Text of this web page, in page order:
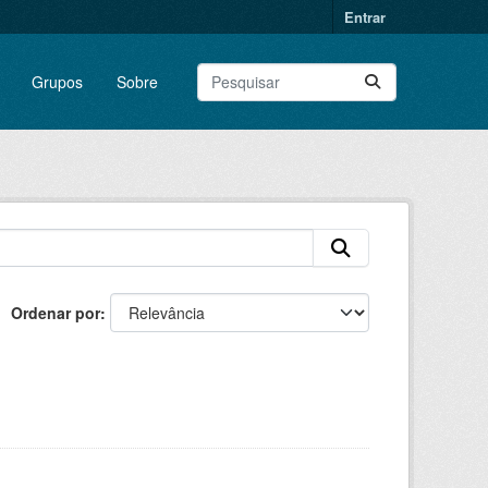
Entrar
Grupos Sobre
Ordenar por